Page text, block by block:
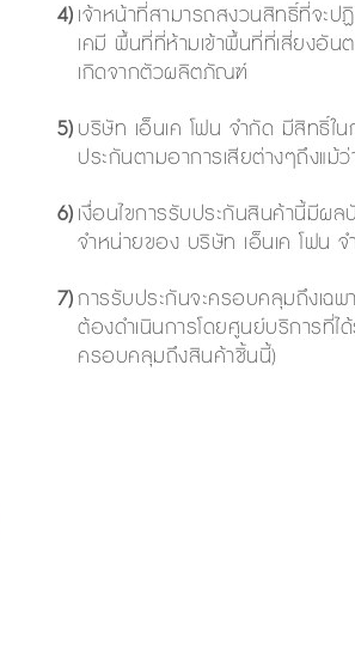
4) เจ้าหน้าที่สามารถสงวนสิทธิ์ที่จะ
เคมี พื้นที่ที่ห้ามเข้าพื้นที่ที่เสี่ยงอั
เกิดจากตัวผลิตภัณฑ์
5) บริษัท เอ็นเค โฟน จำกัด มีสิทธิ์ใ
ประกันตามอาการเสียต่างๆถึงแ
6) เงื่อนไขการรับประกันสินค้านี้มีผ
จำหน่ายของ บริษัท เอ็นเค โฟน จ
7)การรับประกันจะครอบคลุมถึงเฉพ
ต้องดำเนินการโดยศูนย์บริการที่ไ
ครอบคลุมถึงสินค้าชิ้นนี้)